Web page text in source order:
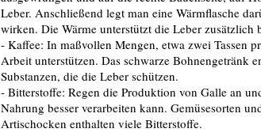
Leber. Anschließend legt man eine Wärmflasche
wirken. Die Wärme unterstützt die Leber zusätzlich
- Kaffee: In maßvollen Mengen, etwa zwei Tassen
Arbeit unterstützen. Das schwarze Bohnengetränk
Substanzen, die die Leber schützen.
- Bitterstoffe: Regen die Produktion von Galle an
Nahrung besser verarbeiten kann. Gemüsesorten
Artischocken enthalten viele Bitterstoffe.